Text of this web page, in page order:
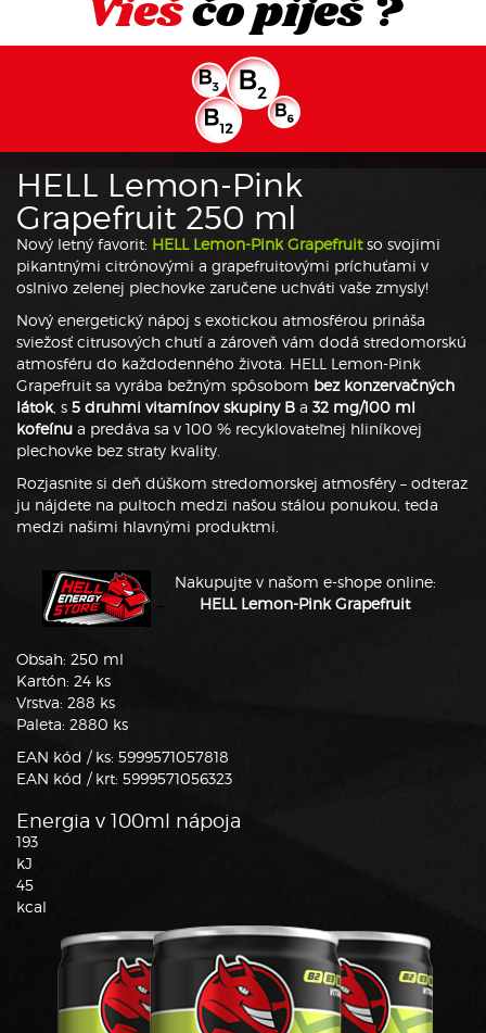
Vieščo piješ ?
HELL Lemon-Pink
Grapefruit 250 ml
Nový letný favorit: HELL Lemon-Pink Grapefruitso svojimi
pikantnými citrónovými a grapefruitovými príchuťami v
oslnivo zelenej plechovke zaručene uchváti vaše zmysly!
Nový energetický nápoj s exotickou atmosférou prináša
sviežosť citrusových chutí a zároveň vám dodá stredomorskú
atmosféru do každodenného života. HELL Lemon-Pink
Grapefruit sa vyrába bežným spôsobom bez konzervačných
látok, s 5 druhmi vitamínov skupiny B a 32 mg/100 ml
kofeínu a predáva sa v 100 % recyklovateľnej hliníkovej
plechovke bez straty kvality.
Rozjasnite si deň dúškom stredomorskej atmosféry – odteraz
ju nájdete na pultoch medzi našou stálou ponukou, teda
medzi našimi hlavnými produktmi.
Nakupujte v našom e-shope online:
HELL Lemon-Pink Grapefruit
Obsah: 250 ml
Kartón: 24 ks
Vrstva: 288 ks
Paleta: 2880 ks
EAN kód / ks: 5999571057818
EAN kód / krt: 5999571056323
Energia v 100ml nápoja
193
kJ
45
kcal